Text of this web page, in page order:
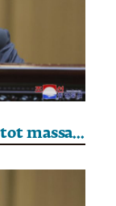
Kim Jong-un geeft opdracht tot massaproductie van explosieve drones